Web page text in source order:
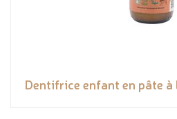
Dentifrice enfant en pâte à